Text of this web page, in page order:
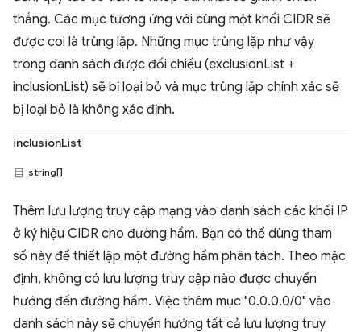
thắng. Các mục tương ứng với cùng một khối CIDR sẽ
được coi là trùng lặp. Những mục trùng lặp như vậy
trong danh sách được đối chiếu (exclusionList +
inclusionList) sẽ bị loại bỏ và mục trùng lặp chính xác sẽ
bị loại bỏ là không xác định.
inclusionList
string[]
Thêm lưu lượng truy cập mạng vào danh sách các khối IP
ở ký hiệu CIDR cho đường hầm. Bạn có thể dùng tham
số này để thiết lập một đường hầm phân tách. Theo mặc
định, không có lưu lượng truy cập nào được chuyển
hướng đến đường hầm. Việc thêm mục "0.0.0.0/0" vào
danh sách này sẽ chuyển hướng tất cả lưu lượng truy